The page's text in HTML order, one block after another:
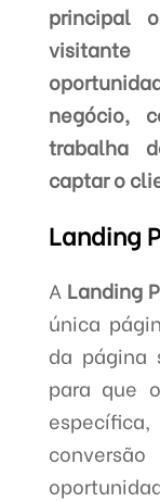
principal
negócio,
trabalha
captar o
Landing
A Landing
única
da página
para que